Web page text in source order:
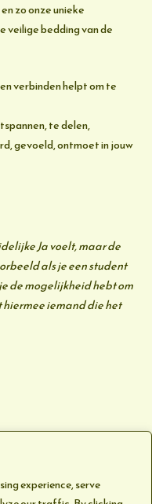
experience, serve
zo onze unieke
veilige bedding van de
verbinden helpt om te
te delen,
gevoeld, ontmoet in jouw
Ja voelt, maar de
als je een student
de mogelijkheid hebt om
hiermee iemand die het